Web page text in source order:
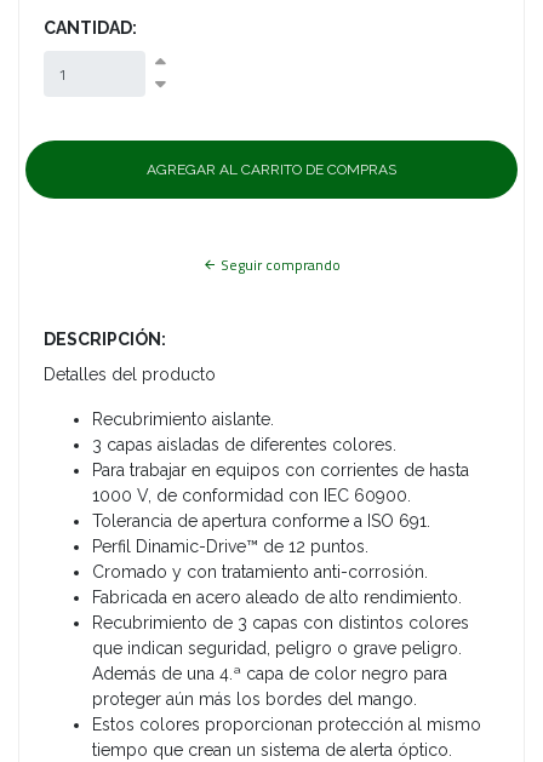
CANTIDAD:
Seguir comprando
DESCRIPCIÓN:
Detalles del producto
Recubrimiento aislante.
3 capas aisladas de diferentes colores.
Para trabajar en equipos con corrientes de hasta
1000 V, de conformidad con IEC 60900.
Tolerancia de apertura conforme a ISO 691.
Perfil Dinamic-Drive™ de 12 puntos.
Cromado y con tratamiento anti-corrosión.
Fabricada en acero aleado de alto rendimiento.
Recubrimiento de 3 capas con distintos colores
que indican seguridad, peligro o grave peligro.
Además de una 4.ª capa de color negro para
proteger aún más los bordes del mango.
Estos colores proporcionan protección al mismo
tiempo que crean un sistema de alerta óptico.